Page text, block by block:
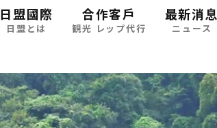
日盟國際
日盟とは
合作客戶
観光 レップ代行
最新消息
ニュース